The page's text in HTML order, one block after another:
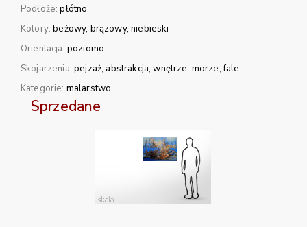
Podłoże:płótno
Kolory:beżowy brązowy niebieski
Orientacja: poziomo
Skojarzenia:pejzaż abstrakcja wnętrze morze fale
Kategorie: malarstwo
Sprzedane